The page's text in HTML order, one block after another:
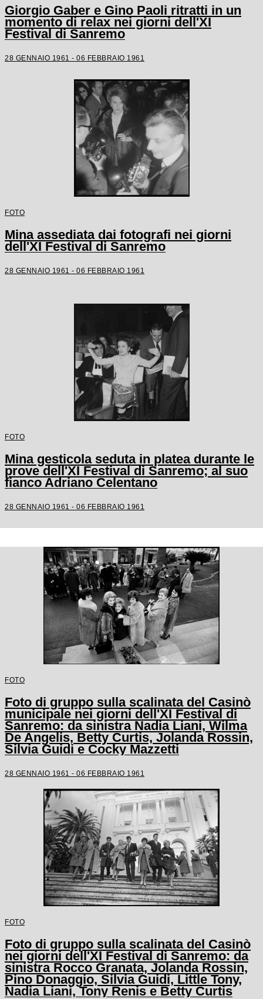
Giorgio Gaber e Gino Paoli ritratti in un
momento di relax nei giorni dell'XI
Festival di Sanremo
28 GENNAIO 1961 - 06 FEBBRAIO 1961
FOTO
Mina assediata dai fotografi nei giorni
dell'XI Festival di Sanremo
28 GENNAIO 1961 - 06 FEBBRAIO 1961
FOTO
Mina gesticola seduta in platea durante le
prove dell'XI Festival di Sanremo; al suo
fianco Adriano Celentano
28 GENNAIO 1961 - 06 FEBBRAIO 1961
FOTO
Foto di gruppo sulla scalinata del Casinò
municipale nei giorni dell'XI Festival di
Sanremo: da sinistra Nadia Liani, Wilma
De Angelis, Betty Curtis, Jolanda Rossin,
Silvia Guidi e Cocky Mazzetti
28 GENNAIO 1961 - 06 FEBBRAIO 1961
FOTO
Foto di gruppo sulla scalinata del Casinò
nei giorni dell'XI Festival di Sanremo: da
sinistra Rocco Granata, Jolanda Rossin,
Pino Donaggio, Silvia Guidi, Little Tony,
Nadia Liani, Tony Renis e Betty Curtis